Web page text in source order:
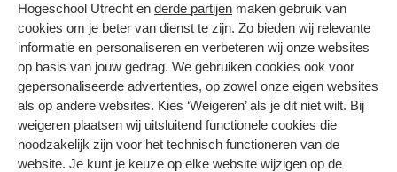
Hogeschool Utrecht en derde partijen maken gebruik van
cookies om je beter van dienst te zijn. Zo bieden wij relevante
informatie en personaliseren en verbeteren wij onze websites
op basis van jouw gedrag. We gebruiken cookies ook voor
gepersonaliseerde advertenties, op zowel onze eigen websites
als op andere websites. Kies ‘Weigeren’ als je dit niet wilt. Bij
weigeren plaatsen wij uitsluitend functionele cookies die
noodzakelijk zijn voor het technisch functioneren van de
website. Je kunt je keuze op elke website wijzigen op de
Contact
Master
Post-master
Studiekeuze deeltijd
HU Bibliotheek
HU Ontwikkelt
Duurzame HU
Intranet
Trajectum
Hier komt alles samen
Colofon
Privacy